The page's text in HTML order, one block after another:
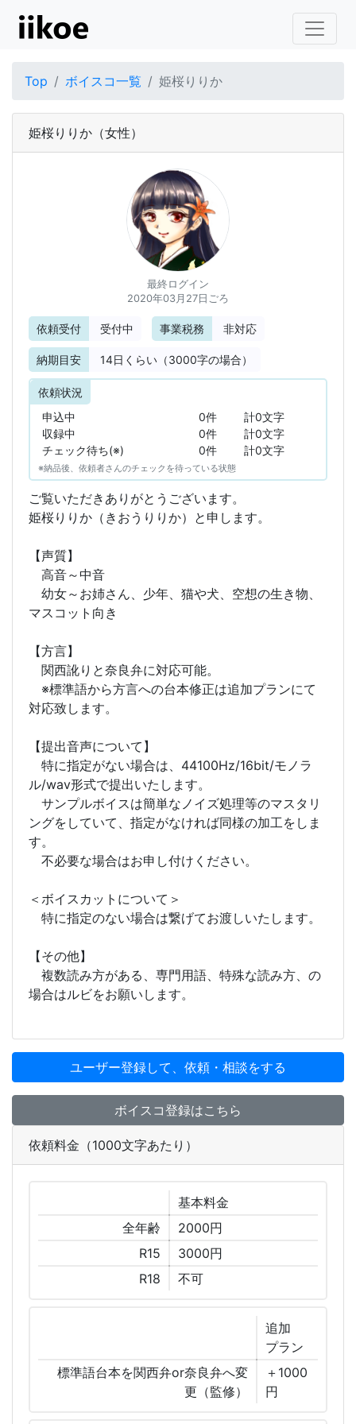
Top ボイスコ一覧 姫桜りりか
姫桜りりか （女性）
最終ログイン
2020年03月27日ごろ
依頼受付 受付中 事業税務 非対応
納期目安 14日くらい（3000字の場合）
依頼状況
申込中
0件
計0文字
収録中
0件
計0文字
チェック待ち(※)
0件 計0文字
※納品後、依頼者さんのチェックを待っている状態
ご覧いただきありがとうございます。
姫桜りりか（きおうりりか）と申します。
【声質】
高音～中音
幼女～お姉さん、少年、猫や犬、空想の生き物、
マスコット向き
【方言】
関西訛りと奈良弁に対応可能。
※標準語から方言への台本修正は追加プランにて
対応致します。
【提出音声について】
特に指定がない場合は、44100Hz/16bit/モノラ
ル/wav形式で提出いたします。
サンプルボイスは簡単なノイズ処理等のマスタリ
ングをしていて、指定がなければ同様の加工をしま
す。
不必要な場合はお申し付けください。
＜ボイスカットについて＞
特に指定のない場合は繋げてお渡しいたします。
【その他】
複数読み方がある、専門用語、特殊な読み方、の
場合はルビをお願いします。
ユーザー登録して、依頼・相談をする
ボイスコ登録はこちら
依頼料金（1000文字あたり）
基本料金
全年齢
2000円
R15
3000円
R18
不可
追加
プラン
標準語台本を関西弁or奈良弁へ変
更（監修）
＋1000
円